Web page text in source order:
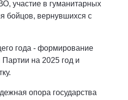
участие в гуманитарных
бойцов, вернувшихся с
года - формирование
на 2025 год и
опора государства